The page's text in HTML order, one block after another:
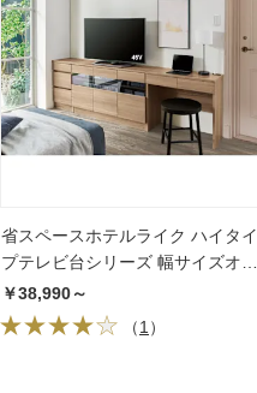
省スペースホテルライク ハイタイ
プテレビ台シリーズ 幅サイズオー
ダーデスク 幅70cm〜90cm
￥38,990～
（1 ）